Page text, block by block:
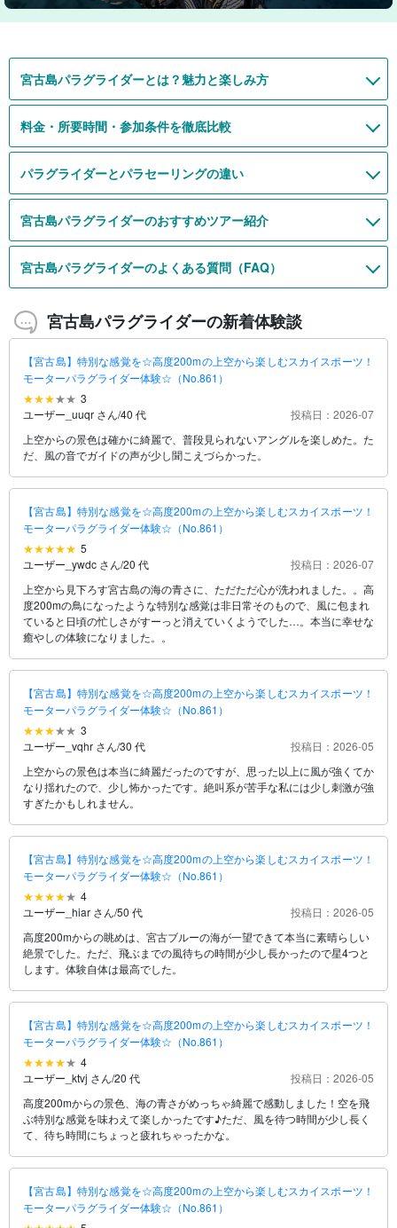
宮古島パラグライダーとは？魅力と楽しみ方
料金・所要時間・参加条件を徹底比較
パラグライダーとパラセーリングの違い
宮古島パラグライダーのおすすめツアー紹介
宮古島パラグライダーのよくある質問（FAQ）
宮古島パラグライダーの新着体験談
【宮古島】特別な感覚を☆高度200mの上空から楽しむスカイスポーツ！
モーターパラグライダー体験☆（No.861）
3
ユーザー_uuqr さん/40 代
投稿日：2026-07
上空からの景色は確かに綺麗で、普段見られないアングルを楽しめた。た
だ、風の音でガイドの声が少し聞こえづらかった。
【宮古島】特別な感覚を☆高度200mの上空から楽しむスカイスポーツ！
モーターパラグライダー体験☆（No.861）
5
ユーザー_ywdc さん/20 代
投稿日：2026-07
上空から見下ろす宮古島の海の青さに、ただただ心が洗われました。。高
度200mの鳥になったような特別な感覚は非日常そのもので、風に包まれ
ていると日頃の忙しさがすーっと消えていくようでした…。本当に幸せな
癒やしの体験になりました。。
【宮古島】特別な感覚を☆高度200mの上空から楽しむスカイスポーツ！
モーターパラグライダー体験☆（No.861）
3
ユーザー_vqhr さん/30 代
投稿日：2026-05
上空からの景色は本当に綺麗だったのですが、思った以上に風が強くてか
なり揺れたので、少し怖かったです。絶叫系が苦手な私には少し刺激が強
すぎたかもしれません。
【宮古島】特別な感覚を☆高度200mの上空から楽しむスカイスポーツ！
モーターパラグライダー体験☆（No.861）
4
ユーザー_hiar さん/50 代
投稿日：2026-05
高度200mからの眺めは、宮古ブルーの海が一望できて本当に素晴らしい
絶景でした。ただ、飛ぶまでの風待ちの時間が少し長かったので星4つと
します。体験自体は最高でした。
【宮古島】特別な感覚を☆高度200mの上空から楽しむスカイスポーツ！
モーターパラグライダー体験☆（No.861）
4
ユーザー_ktvj さん/20 代
投稿日：2026-05
高度200mからの景色、海の青さがめっちゃ綺麗で感動しました！空を飛
ぶ特別な感覚を味わえて楽しかったです♪ただ、風を待つ時間が少し長く
て、待ち時間にちょっと疲れちゃったかな。
【宮古島】特別な感覚を☆高度200mの上空から楽しむスカイスポーツ！
モーターパラグライダー体験☆（No.861）